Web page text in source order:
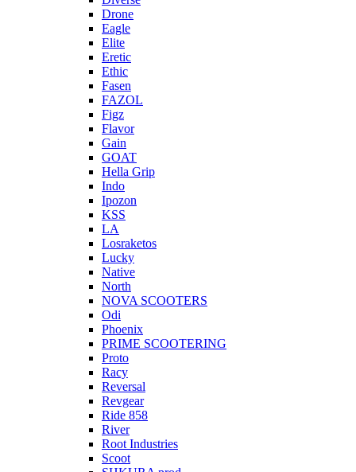
Drone
Eagle
Elite
Eretic
Ethic
Fasen
FAZOL
Figz
Flavor
Gain
GOAT
Hella Grip
Indo
Ipozon
KSS
LA
Losraketos
Lucky
Native
North
NOVA SCOOTERS
Odi
Phoenix
PRIME SCOOTERING
Proto
Racy
Reversal
Revgear
Ride 858
River
Root Industries
Scoot